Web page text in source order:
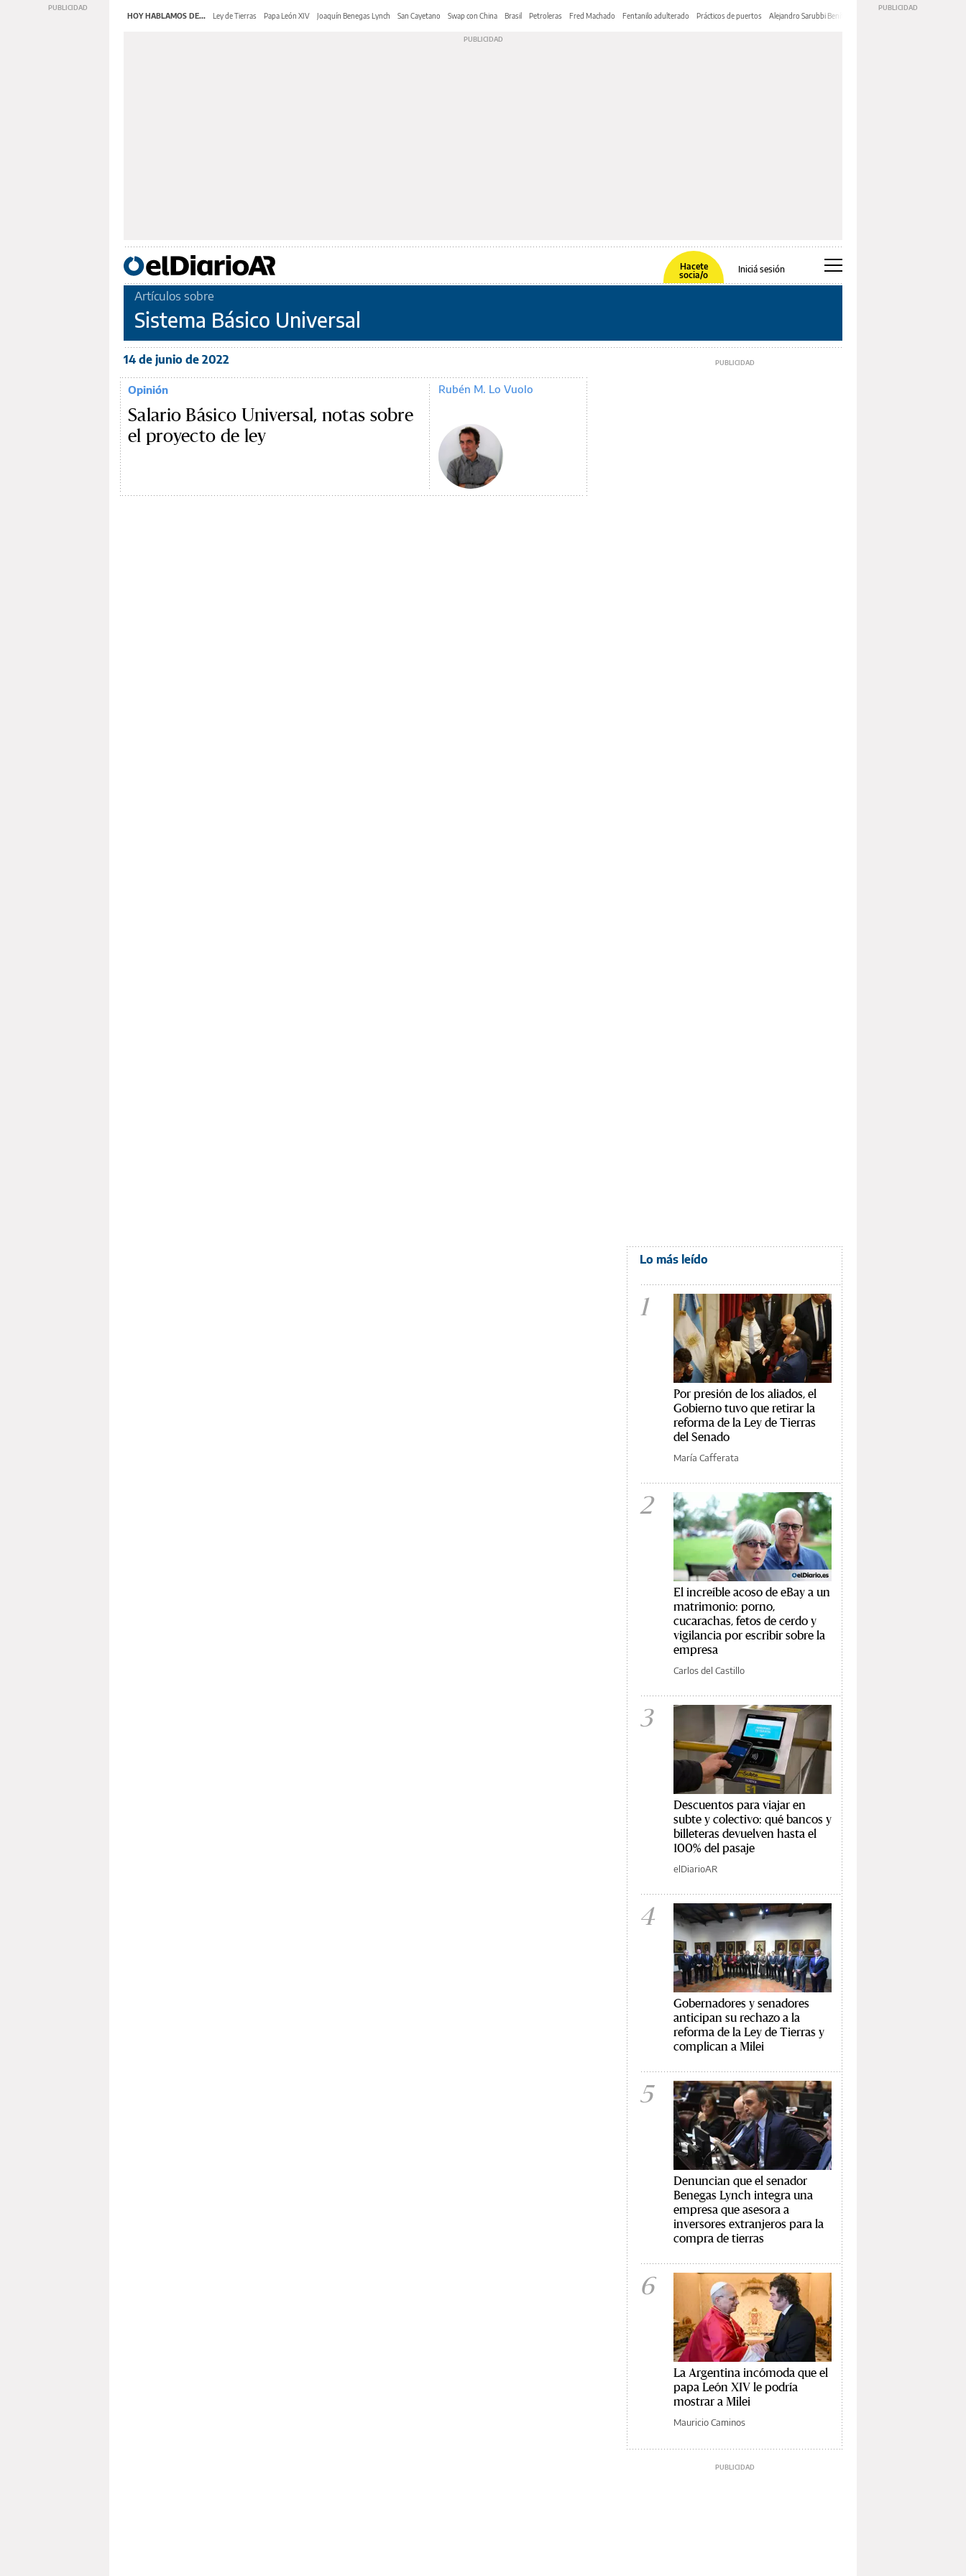
HOY HABLAMOS DE... Ley de Tierras Papa León XIV Joaquín Benegas Lynch San Cayetano Swap con China Brasil Petroleras Fred Machado Fentanilo adulterado Prácticos de puertos Alejandro Sarubbi Benítez
Hacete
socia/o
Iniciá sesión
Artículos sobre
Sistema Básico Universal
14 de junio de 2022
Opinión
Salario Básico Universal, notas sobre
el proyecto de ley
Rubén M. Lo Vuolo
Lo más leído
1
Por presión de los aliados, el
Gobierno tuvo que retirar la
reforma de la Ley de Tierras
del Senado
María Cafferata
2
El increíble acoso de eBay a un
matrimonio: porno,
cucarachas, fetos de cerdo y
vigilancia por escribir sobre la
empresa
Carlos del Castillo
3
Descuentos para viajar en
subte y colectivo: qué bancos y
billeteras devuelven hasta el
100% del pasaje
elDiarioAR
4
Gobernadores y senadores
anticipan su rechazo a la
reforma de la Ley de Tierras y
complican a Milei
5
Denuncian que el senador
Benegas Lynch integra una
empresa que asesora a
inversores extranjeros para la
compra de tierras
6
La Argentina incómoda que el
papa León XIV le podría
mostrar a Milei
Mauricio Caminos